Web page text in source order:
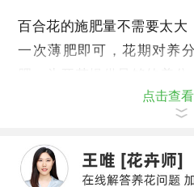
百合花的施肥量不需要太
一次薄肥即可，花期对养
点击查